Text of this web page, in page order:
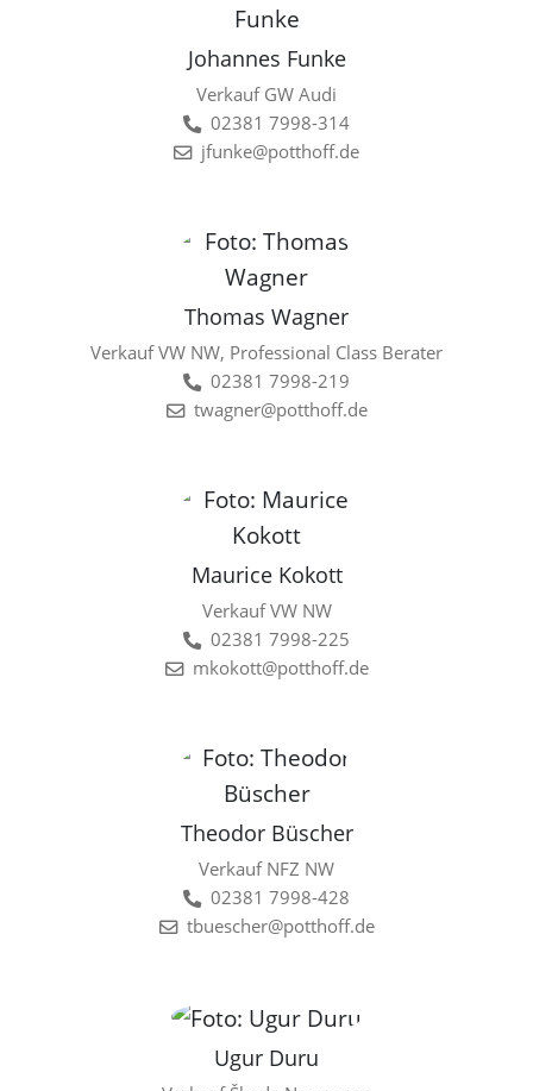
Johannes Funke
Verkauf GW Audi
02381 7998-314
jfunke@potthoff.de
Thomas Wagner
Verkauf VW NW, Professional Class Berater
02381 7998-219
twagner@potthoff.de
Maurice Kokott
Verkauf VW NW
02381 7998-225
mkokott@potthoff.de
Theodor Büscher
Verkauf NFZ NW
02381 7998-428
tbuescher@potthoff.de
Ugur Duru